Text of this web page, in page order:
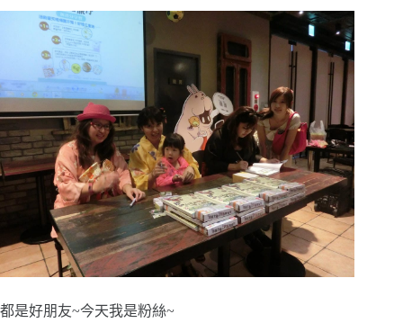
都是好朋友~今天我是粉絲~